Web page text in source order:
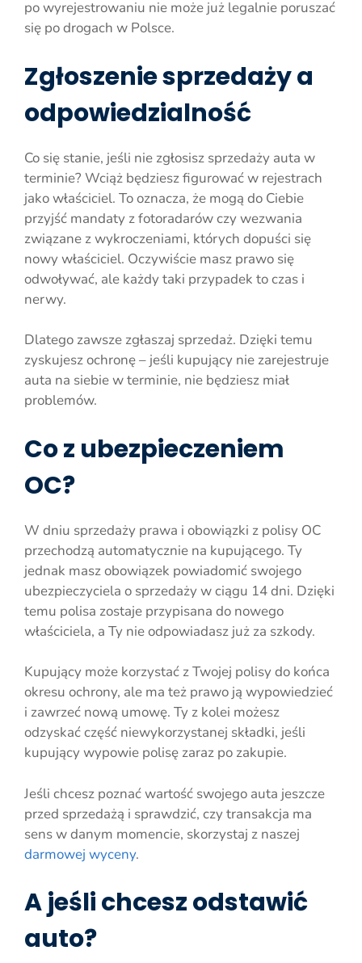
po wyrejestrowaniu nie może już legalnie poruszać
się po drogach w Polsce.
Zgłoszenie sprzedaży a
odpowiedzialność
Co się stanie, jeśli nie zgłosisz sprzedaży auta w
terminie? Wciąż będziesz figurować w rejestrach
jako właściciel. To oznacza, że mogą do Ciebie
przyjść mandaty z fotoradarów czy wezwania
związane z wykroczeniami, których dopuści się
nowy właściciel. Oczywiście masz prawo się
odwoływać, ale każdy taki przypadek to czas i
nerwy.
Dlatego zawsze zgłaszaj sprzedaż. Dzięki temu
zyskujesz ochronę – jeśli kupujący nie zarejestruje
auta na siebie w terminie, nie będziesz miał
problemów.
Co z ubezpieczeniem
OC?
W dniu sprzedaży prawa i obowiązki z polisy OC
przechodzą automatycznie na kupującego. Ty
jednak masz obowiązek powiadomić swojego
ubezpieczyciela o sprzedaży w ciągu 14 dni. Dzięki
temu polisa zostaje przypisana do nowego
właściciela, a Ty nie odpowiadasz już za szkody.
Kupujący może korzystać z Twojej polisy do końca
okresu ochrony, ale ma też prawo ją wypowiedzieć
i zawrzeć nową umowę. Ty z kolei możesz
odzyskać część niewykorzystanej składki, jeśli
kupujący wypowie polisę zaraz po zakupie.
Jeśli chcesz poznać wartość swojego auta jeszcze
przed sprzedażą i sprawdzić, czy transakcja ma
sens w danym momencie, skorzystaj z naszej
darmowej wyceny.
A jeśli chcesz odstawić
auto?